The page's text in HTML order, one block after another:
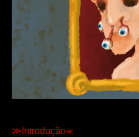
≫ Introdução≪